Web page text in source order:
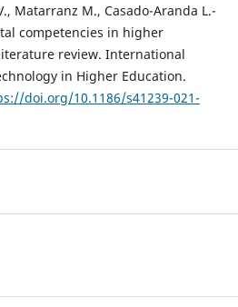
Matarranz M., Casado-Aranda L.-
competencies in higher
review. International
in Higher Education.
doi.org/10.1186/s41239-021-